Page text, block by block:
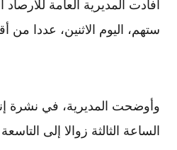
ستهم، اليوم الاثنين، عددا من
وأوضحت المديرية، في نشرة
الساعة الثالثة زوالا إلى